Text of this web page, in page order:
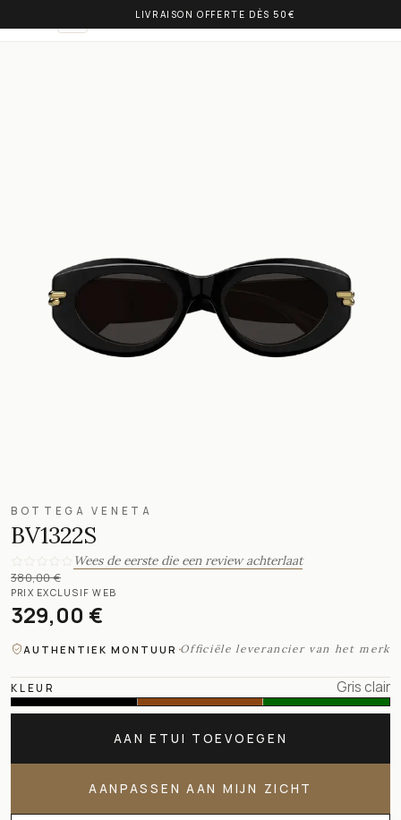
LIVRAISON OFFERTE DÈS 50€
OLIVIA BALM
BOTTEGA VENETA
BV1322S
Wees de eerste die een review achterlaat
380,00 €
PRIX EXCLUSIF WEB
329,00 €
AUTHENTIEK MONTUUR ·Officiële leverancier van het merk
KLEUR Gris clair
AAN ETUI TOEVOEGEN
AANPASSEN AAN MIJN ZICHT